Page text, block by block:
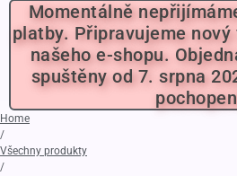
Momentálně
platby. Připravujeme
našeho e-shopu.
spuštěny od 7. srpna
Home
/
Všechny produkty
/